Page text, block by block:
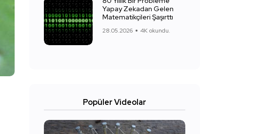
Yapay Zekadan Gelen
Matematikçileri Şaşırttı
28.05.2026 4K okundu.
Popüler Videolar